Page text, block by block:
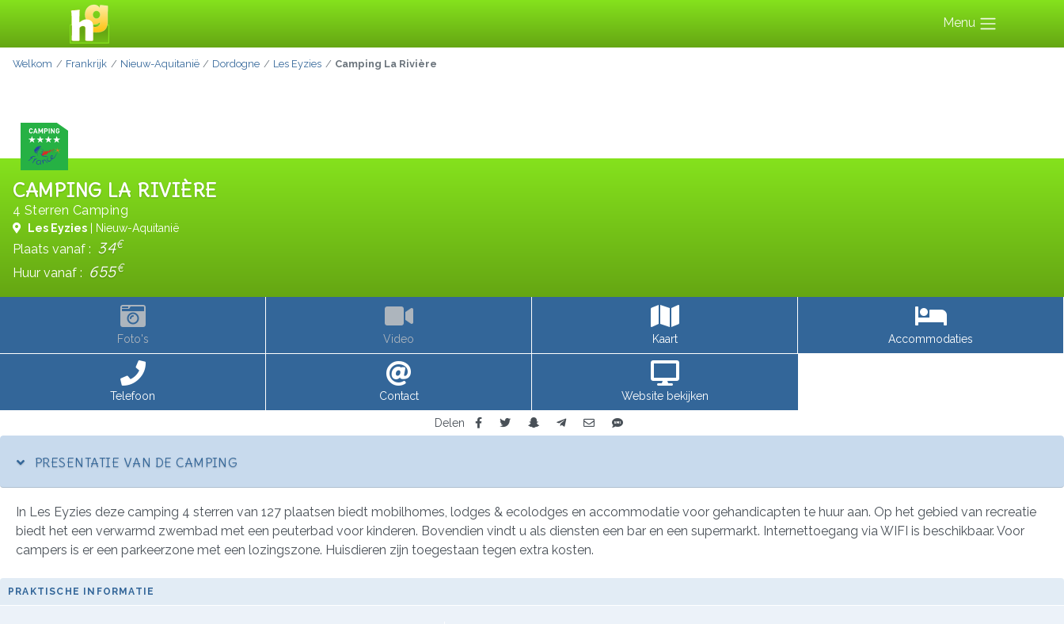
Menu
Welkom Frankrijk Nieuw-Aquitanië Dordogne Les Eyzies Camping La Rivière
CAMPING LA RIVIÈRE
4 Sterren Camping
Les Eyzies | Nieuw-Aquitanië
Plaats vanaf : 34€
Huur vanaf : 655€
Foto's Video Kaart Accommodaties
Telefoon Contact Website bekijken
Delen
PRESENTATIE VAN DE CAMPING
In Les Eyzies deze camping 4 sterren van 127 plaatsen biedt mobilhomes, lodges & ecolodges en accommodatie voor gehandicapten te huur aan. Op het gebied van recreatie
biedt het een verwarmd zwembad met een peuterbad voor kinderen. Bovendien vindt u als diensten een bar en een supermarkt. Internettoegang via WIFI is beschikbaar. Voor
campers is er een parkeerzone met een lozingszone. Huisdieren zijn toegestaan tegen extra kosten.
PRAKTISCHE INFORMATIE